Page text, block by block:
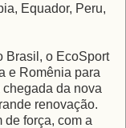
Equador, Peru,
Brasil, o EcoSport
e Romênia para
da nova
renovação.
de força, com a